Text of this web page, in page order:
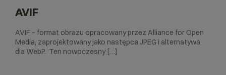
AVIF
AVIF – format obrazu opracowany przez Alliance for Open
Media, zaprojektowany jako następca JPEG i alternatywa
dla WebP. Ten nowoczesny […]